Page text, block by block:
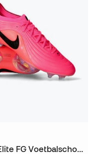
Tiempo Maestro Elite FG Voetbalschoenen